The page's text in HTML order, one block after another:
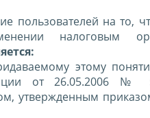
пользователей на то,
налоговым
этому
от 26.05.2006 №
утвержденным